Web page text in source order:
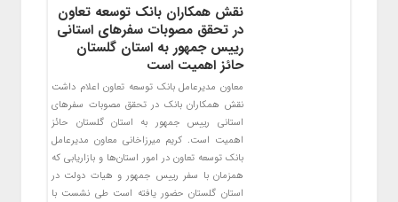
نقش همکاران بانک توسعه تعاون
در تحقق مصوبات سفرهای استانی
رییس جمهور به استان گلستان
حائز اهمیت است
معاون مدیرعامل بانک توسعه تعاون اعلام داشت
نقش همکاران بانک در تحقق مصوبات سفرهای
استانی رییس جمهور به استان گلستان حائز
اهمیت است. کریم میرزاخانی معاون مدیرعامل
بانک توسعه تعاون در امور استان‌ها و بازاریابی که
همزمان با سفر رییس جمهور و هیات دولت در
استان گلستان حضور یافته است طی نشست با